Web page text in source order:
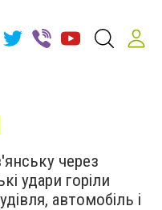
через
удари горіли
автомобіль і